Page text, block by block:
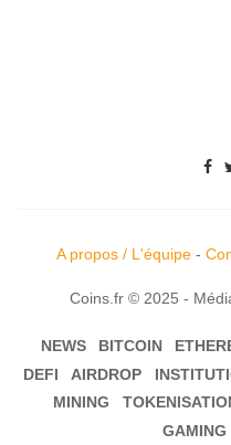
A propos / L'équipe-
Coins.fr © 2025 -
NEWS BITCOIN
DEFI
AIRDROP
MINING
GAMING